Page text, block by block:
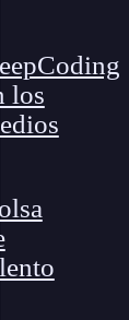
los